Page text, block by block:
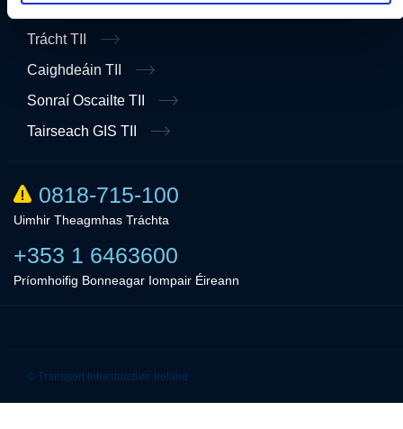
Sonraí Áireamh Tráchta TII
Trácht TII
Caighdeáin TII
Sonraí Oscailte TII
Tairseach GIS TII
0818-715-100
Uimhir Theagmhas Tráchta
+353 1 6463600
Príomhoifig Bonneagar Iompair Éireann
© Transport Infrastructure Ireland